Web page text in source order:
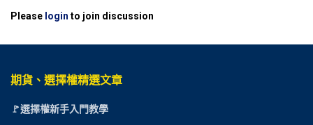
Please login to join discussion
期貨、選擇權精選文章
🚩選擇權新手入門教學